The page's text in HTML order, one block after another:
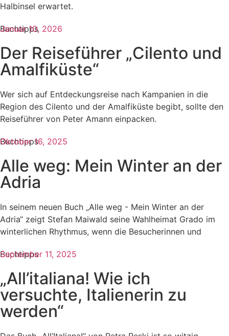
Halbinsel erwartet.
Buchtipps
Der Reiseführer „Cilento und
Amalfiküste“
Wer sich auf Entdeckungsreise nach Kampanien in die
Region des Cilento und der Amalfiküste begibt, sollte den
Reiseführer von Peter Amann einpacken.
Januar 10, 2026
Buchtipps
Alle weg: Mein Winter an der
Adria
In seinem neuen Buch „Alle weg - Mein Winter an der
Adria“ zeigt Stefan Maiwald seine Wahlheimat Grado im
winterlichen Rhythmus, wenn die Besucherinnen und
Oktober 16, 2025
Buchtipps
„All’italiana! Wie ich
versuchte, Italienerin zu
werden“
September 11, 2025